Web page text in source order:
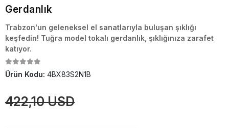
Gerdanlık
Trabzon'un geleneksel el sanatlarıyla buluşan şıklığı
keşfedin! Tuğra model tokalı gerdanlık, şıklığınıza zarafet
katıyor.
Ürün Kodu: 4BX83S2N1B
422,10 USD